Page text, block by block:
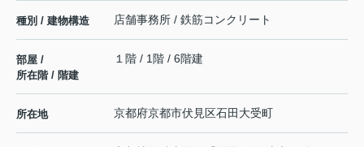
種別 / 建物構造 店舗事務所 / 鉄筋コンクリート
部屋 /
所在階 / 階建
１階 / 1階 / 6階建
所在地 京都府京都市伏見区石田大受町